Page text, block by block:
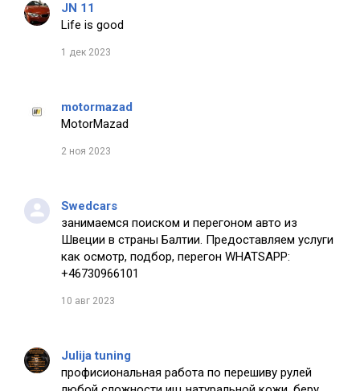
JN 11
Life is good
1 дек 2023
motormazad
MotorMazad
2 ноя 2023
Swedcars
занимаемся поиском и перегоном авто из
Швеции в страны Балтии. Предоставляем услуги
как осмотр, подбор, перегон WHATSAPP:
+46730966101
10 авг 2023
Julija tuning
профисиональная работа по перешиву рулей